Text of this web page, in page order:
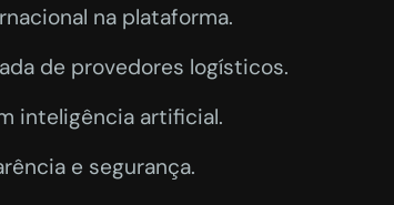
na plataforma.
de provedores logísticos.
inteligência artificial.
e segurança.